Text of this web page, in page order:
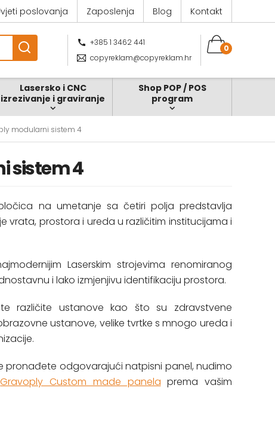
poslovanja Zaposlenja Blog Kontakt
+385 1 3462 441
copyreklam@copyreklam.hr
0
Lasersko i CNC
izrezivanje i graviranje
Shop POP / POS
program
modularni sistem 4
sistem 4
na umetanje sa četiri polja predstavlja
vrata, prostora i ureda u različitim institucijama i
Laserskim strojevima renomiranog
i lako izmjenjivu identifikaciju prostora.
različite ustanove kao što su zdravstvene
ustanove, velike tvrtke s mnogo ureda i
pronađete odgovarajući natpisni panel, nudimo
Gravoply Custom made panela prema vašim